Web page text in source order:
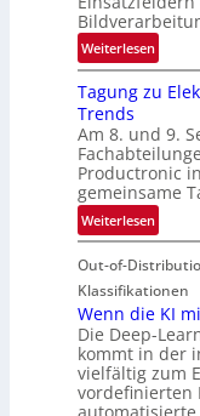
M
ö
g
l
c
h
k
e
i
n
k
e
h
d
e
r
i
n
V
I
S
I
O
N
T
e
c
Weiterlesen:
G
u
d
e
d
T
o
e
n
a
u
f
Tagung zu
Trends
Am 8. und 9.
Productronic
gemeinsame
Weiterlesen:
T
a
g
u
n
g
z
u
Out-of-
Klassifikationen
Wenn die KI
Die Deep-
kommt in der
vielfältig zum
vordefinierten